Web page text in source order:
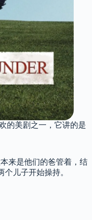
的美剧之一，它讲的是
来是他们的爸管着，结
儿子开始操持。